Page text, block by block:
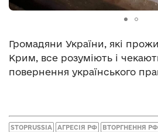
Громадяни України, які
Крим, все розуміють і
повернення українського
STOPRUSSIA АГРЕСІЯ РФ ВТОРГНЕННЯ РФ